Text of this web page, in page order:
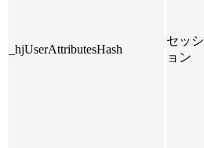
_hjUserAttributesHash
セッシ
ョン